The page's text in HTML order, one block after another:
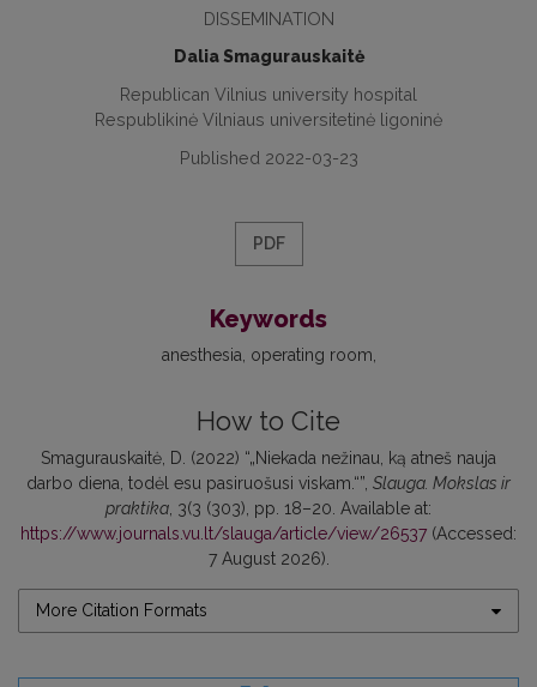
DISSEMINATION
Dalia Smagurauskaitė
Republican Vilnius university hospital
Respublikinė Vilniaus universitetinė ligoninė
Published 2022-03-23
PDF
Keywords
anesthesia operating room
How to Cite
Smagurauskaitė, D. (2022) “„Niekada nežinau, ką atneš nauja
darbo diena, todėl esu pasiruošusi viskam.“”, Slauga. Mokslas ir
praktika, 3(3 (303), pp. 18–20. Available at:
https://www.journals.vu.lt/slauga/article/view/26537 (Accessed:
7 August 2026).
More Citation Formats